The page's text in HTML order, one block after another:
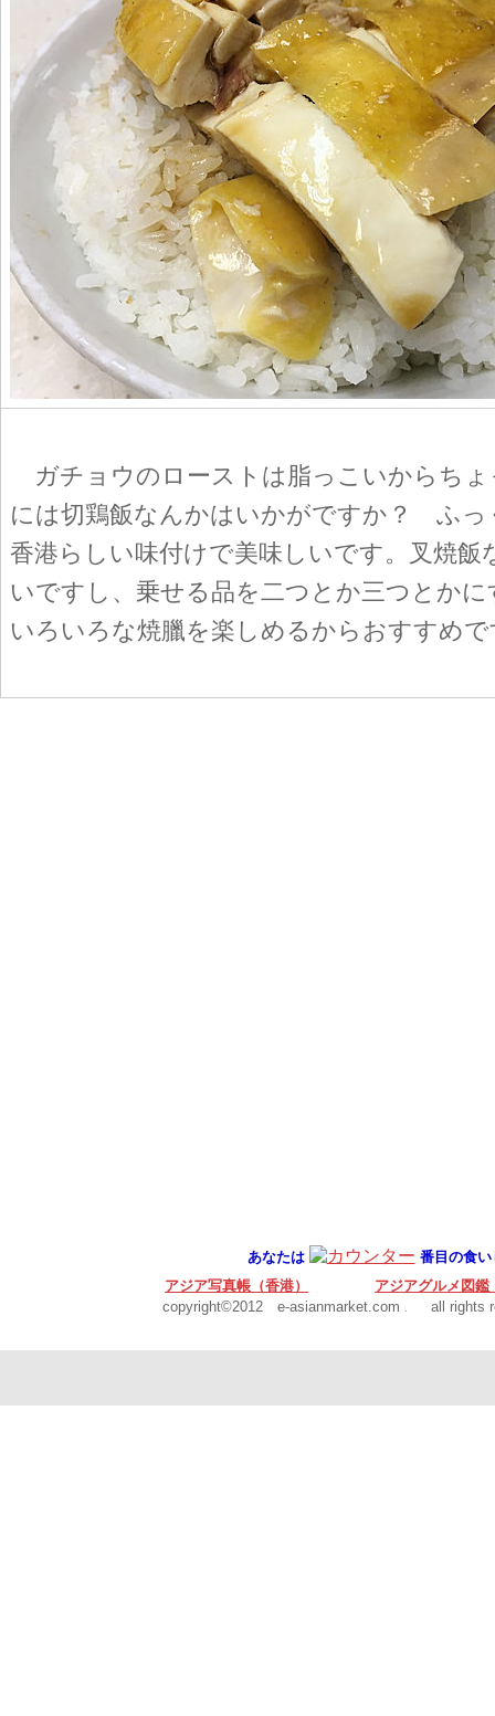
ガチョウのローストは脂っこいからちょ
には切鶏飯なんかはいかがですか？ ふっ
香港らしい味付けで美味しいです。叉焼飯
いですし、乗せる品を二つとか三つとか
いろいろな焼臘を楽しめるからおすすめで
あなたは
番目の食い
アジア写真帳（香港）
アジアグルメ図鑑
copyright©2012 e-asianmarket.com. all rights